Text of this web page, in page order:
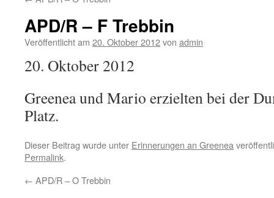
APD/R – F Trebbin
Veröffentlicht am 20. Oktober 2012von admin
20. Oktober 2012
Greenea und Mario erzielten bei der
Platz.
Dieser Beitrag wurde unter Erinnerungen an Greenea
Permalink.
← APD/R – O Trebbin